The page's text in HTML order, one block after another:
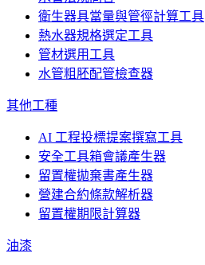
衛生器具當量與管徑計算工具
熱水器規格選定工具
管材選用工具
水管粗胚配管檢查器
其他工種
AI 工程投標提案撰寫工具
安全工具箱會議產生器
留置權拋棄書產生器
營建合約條款解析器
留置權期限計算器
油漆